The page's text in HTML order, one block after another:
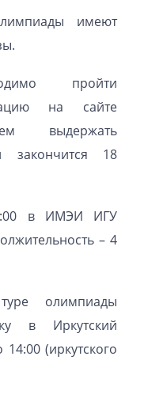
имеют
пройти
на сайте
выдержать
закончится 18
в ИМЭИ ИГУ
– 4
олимпиады
в Иркутский
(иркутского